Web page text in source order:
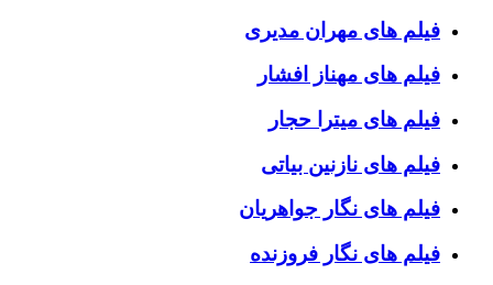
فیلم های مهران مدیری
فیلم های مهناز افشار
فیلم های میترا حجار
فیلم های نازنین بیاتی
فیلم های نگار جواهریان
فیلم های نگار فروزنده